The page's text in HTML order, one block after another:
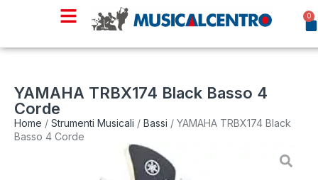
0
YAMAHA TRBX174 Black Basso 4
Corde
Home / Strumenti Musicali / Bassi / YAMAHA TRBX174 Black
Basso 4 Corde